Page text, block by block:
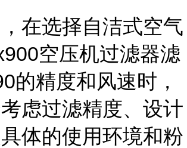
在选择自洁式空气
空压机过滤器滤
的精度和风速时，
虑过滤精度、设计
体的使用环境和粉